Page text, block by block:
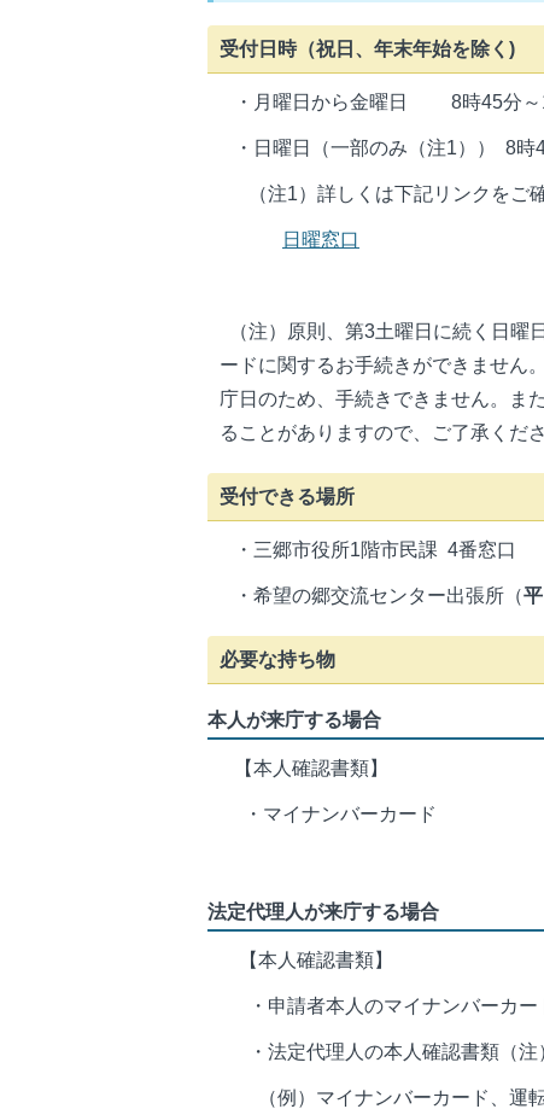
受付日時（祝日、年末年始を除く)
・月曜日から金曜日 8時45分～
・日曜日（一部のみ（注1）） 8時
（注1）詳しくは下記リンクをご確
日曜窓口
（注）原則、第3土曜日に続く日曜
ードに関するお手続きができません
庁日のため、手続きできません。ま
ることがありますので、ご了承くださ
受付できる場所
・三郷市役所1階市民課 4番窓口
・希望の郷交流センター出張所（
必要な持ち物
本人が来庁する場合
【本人確認書類】
・マイナンバーカード
法定代理人が来庁する場合
【本人確認書類】
・申請者本人のマイナンバーカー
・法定代理人の本人確認書類（注
（例）マイナンバーカード、運